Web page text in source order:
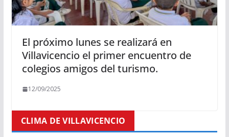
El próximo lunes se realizará en
Villavicencio el primer encuentro de
colegios amigos del turismo.
12/09/2025
CLIMA DE VILLAVICENCIO